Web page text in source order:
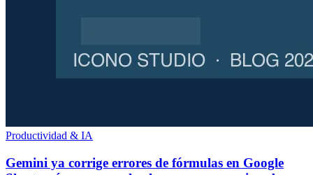
Productividad & IA
Gemini ya corrige errores de fórmulas en Google